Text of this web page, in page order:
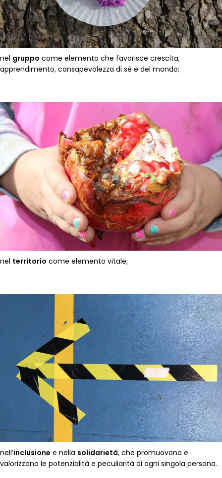
nel gruppo come elemento che favorisce crescita,
apprendimento, consapevolezza di sé e del mondo;
nel territorio come elemento vitale;
nell’inclusione e nella solidarietà, che promuovono e
valorizzano le potenzialità e peculiarità di ogni singola persona.